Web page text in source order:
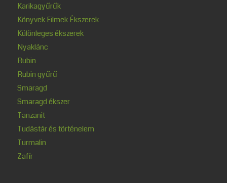
Karikagyűrűk
Könyvek Filmek Ékszerek
Különleges ékszerek
Nyaklánc
Rubin
Rubin gyűrű
Smaragd
Smaragd ékszer
Tanzanit
Tudástár és történelem
Turmalin
Zafír